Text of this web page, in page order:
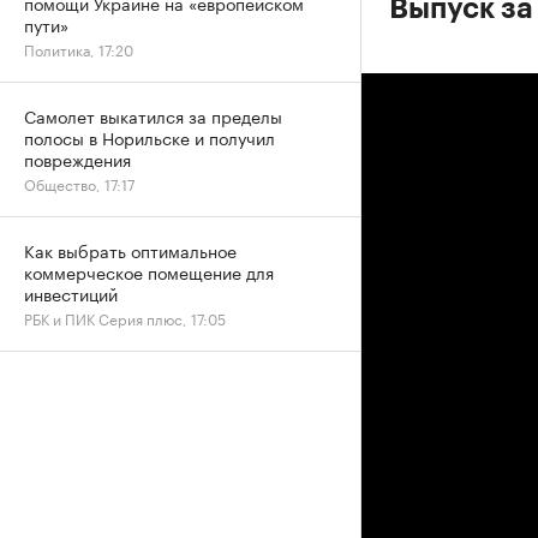
Выпуск
пути»
Политика, 17:20
Самолет выкатился за пределы
полосы в Норильске и получил
повреждения
Общество, 17:17
Как выбрать оптимальное
коммерческое помещение для
инвестиций
РБК и ПИК Серия плюс, 17:05